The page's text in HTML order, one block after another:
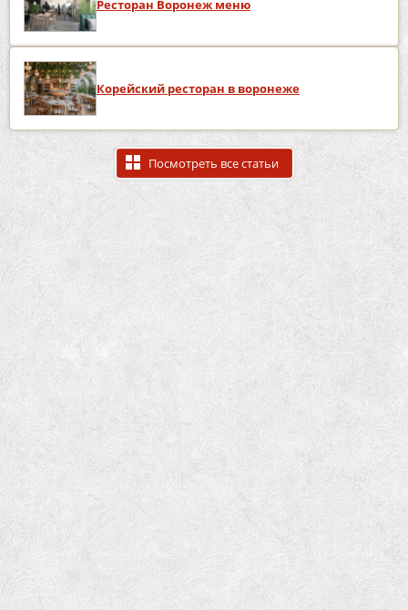
Ресторан Воронеж меню
Корейский ресторан в воронеже
Посмотреть все статьи